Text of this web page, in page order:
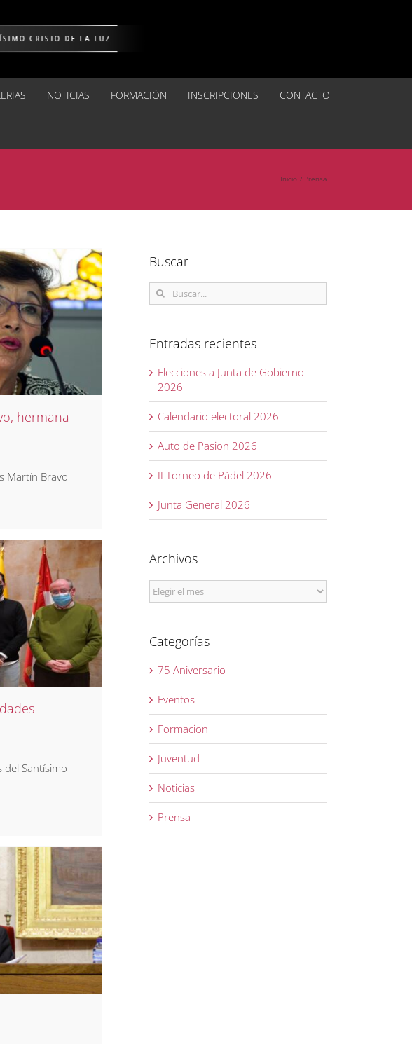
NOTICIAS FORMACIÓN INSCRIPCIONES CONTACTO
Inicio Prensa
Bravo,
hermana
Martín Bravo
y
del Santísimo
2016
Buscar
Buscar:
Entradas recientes
Elecciones a Junta de Gobierno
2026
Calendario electoral 2026
Auto de Pasion 2026
II Torneo de Pádel 2026
Junta General 2026
Archivos
Archivos
Categorías
75 Aniversario
Eventos
Formacion
Juventud
Noticias
Prensa